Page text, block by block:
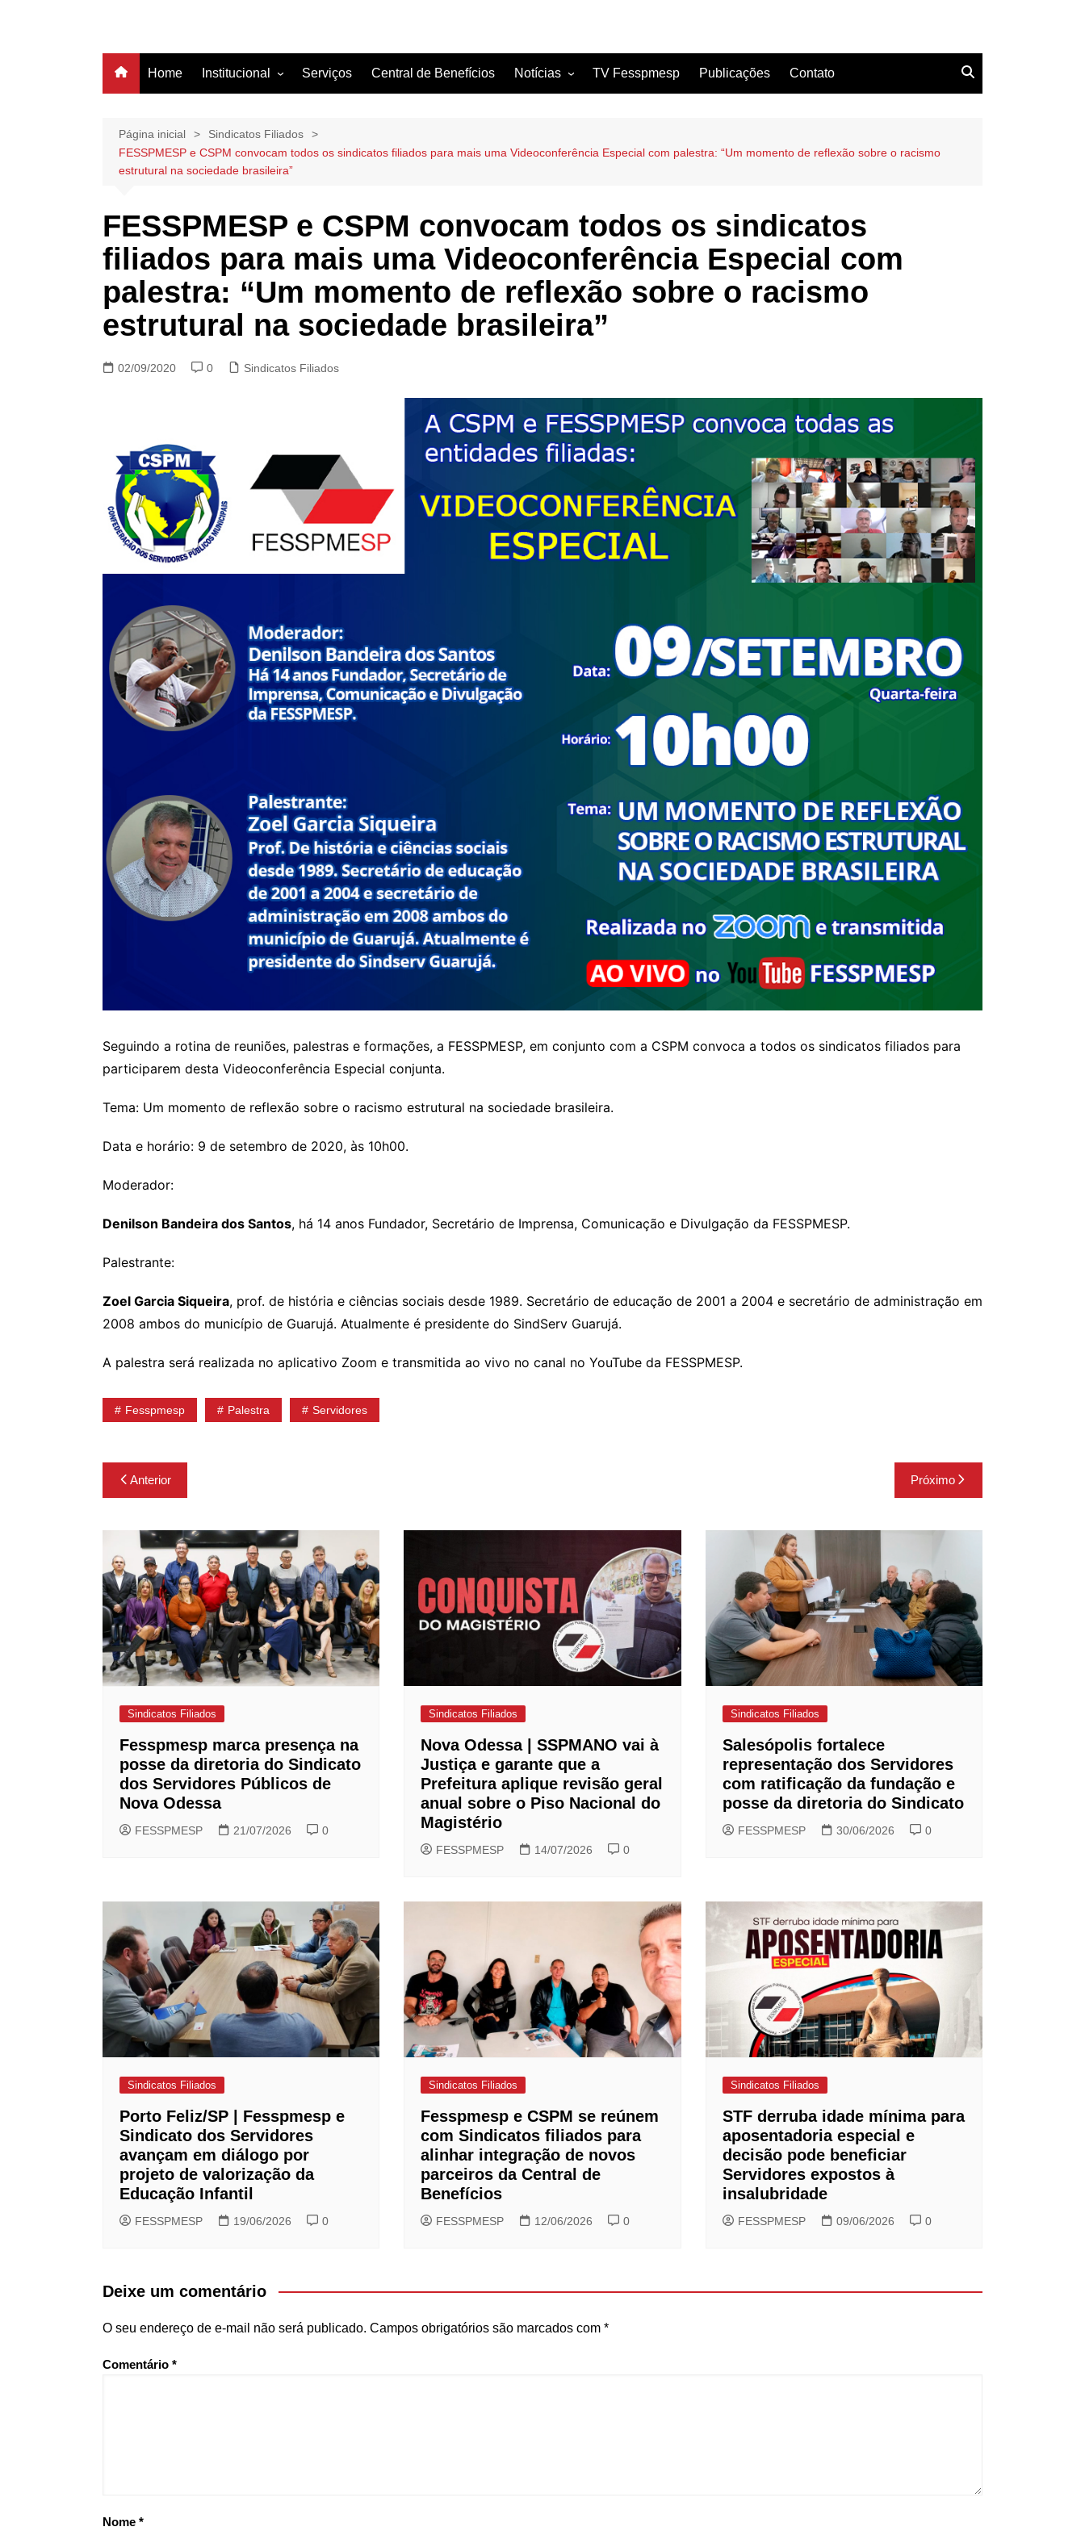
Home Institucional
Estrutura
Filiação
Serviços Central de Benefícios Notícias TV Fesspmesp Publicações Contato
Página inicial
Sindicatos Filiados
FESSPMESP e CSPM convocam todos os sindicatos filiados para mais uma Videoconferência Especial com palestra: “Um momento de reflexão sobre o racismo
estrutural na sociedade brasileira”
FESSPMESP e CSPM convocam todos os sindicatos
filiados para mais uma Videoconferência Especial com
palestra: “Um momento de reflexão sobre o racismo
estrutural na sociedade brasileira”
02/09/2020 0 Sindicatos Filiados
Seguindo a rotina de reuniões, palestras e formações, a FESSPMESP, em conjunto com a CSPM convoca a todos os sindicatos filiados para
participarem desta Videoconferência Especial conjunta.
Tema: Um momento de reflexão sobre o racismo estrutural na sociedade brasileira.
Data e horário: 9 de setembro de 2020, às 10h00.
Moderador:
Denilson Bandeira dos Santos, há 14 anos Fundador, Secretário de Imprensa, Comunicação e Divulgação da FESSPMESP.
Palestrante:
Zoel Garcia Siqueira, prof. de história e ciências sociais desde 1989. Secretário de educação de 2001 a 2004 e secretário de administração em
2008 ambos do município de Guarujá. Atualmente é presidente do SindServ Guarujá.
A palestra será realizada no aplicativo Zoom e transmitida ao vivo no canal no YouTube da FESSPMESP.
Fesspmesp Palestra Servidores
Navegação
de
Post
Anterior Próximo
Sindicatos Filiados
Fesspmesp marca presença na
posse da diretoria do Sindicato
dos Servidores Públicos de
Nova Odessa
FESSPMESP 21/07/2026 0
Sindicatos Filiados
Nova Odessa | SSPMANO vai à
Justiça e garante que a
Prefeitura aplique revisão geral
anual sobre o Piso Nacional do
Magistério
FESSPMESP 14/07/2026 0
Sindicatos Filiados
Salesópolis fortalece
representação dos Servidores
com ratificação da fundação e
posse da diretoria do Sindicato
FESSPMESP 30/06/2026 0
Sindicatos Filiados
Porto Feliz/SP | Fesspmesp e
Sindicato dos Servidores
avançam em diálogo por
projeto de valorização da
Educação Infantil
FESSPMESP 19/06/2026 0
Sindicatos Filiados
Fesspmesp e CSPM se reúnem
com Sindicatos filiados para
alinhar integração de novos
parceiros da Central de
Benefícios
FESSPMESP 12/06/2026 0
Sindicatos Filiados
STF derruba idade mínima para
aposentadoria especial e
decisão pode beneficiar
Servidores expostos à
insalubridade
FESSPMESP 09/06/2026 0
Deixe um comentário
O seu endereço de e-mail não será publicado. Campos obrigatórios são marcados com *
Comentário *
Nome *